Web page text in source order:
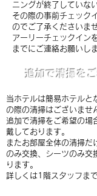
ニングが終了していな
その際の事前チェック
のでご了承くださいませ
アーリーチェックイン
までにご連絡お願いしま
追加で清掃を
当ホテルは簡易ホテルと
の際の清掃はございませ
追加で清掃をご希望の場
戴しております。
またお部屋全体の清掃だ
のみ交換、シーツのみ交
ります。
詳しくは1階スタッフま